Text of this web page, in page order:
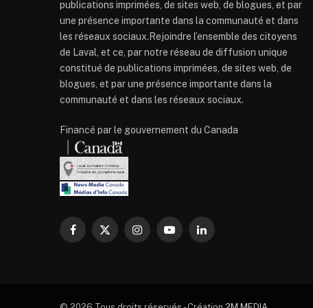
publications imprimées, de sites web, de blogues, et par
une présence importante dans la communauté et dans
les réseaux sociaux.Rejoindre l’ensemble des citoyens
de Laval, et ce, par notre réseau de diffusion unique
constitué de publications imprimées, de sites web, de
blogues, et par une présence importante dans la
communauté et dans les réseaux sociaux.
Financé par le gouvernement du Canada
Facebook
X
InstagramYouTubeLinkedIn